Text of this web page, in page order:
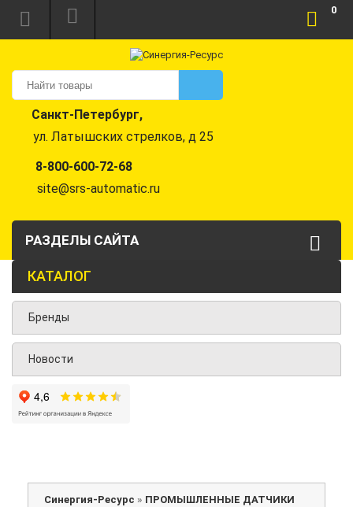
Санкт-Петербург,
ул. Латышских стрелков, д 25
8-800-600-72-68
site@srs-automatic.ru
0
РАЗДЕЛЫ САЙТА
КАТАЛОГ
Бренды
Новости
Синергия-Ресурс » ПРОМЫШЛЕННЫЕ ДАТЧИКИ